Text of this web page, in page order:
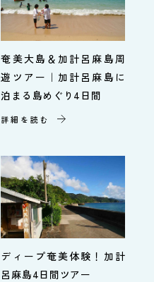
奄美大島＆加計呂麻島周
遊ツアー｜加計呂麻島に
泊まる島めぐり4日間
詳細を読む
ディープ奄美体験！加計
呂麻島4日間ツアー